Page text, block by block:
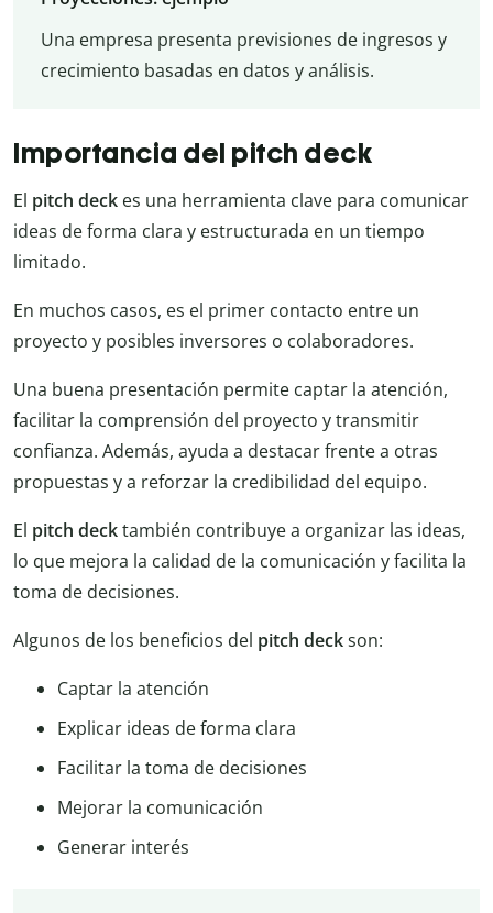
Una empresa presenta previsiones de ingresos y
crecimiento basadas en datos y análisis.
Importancia del pitch deck
El pitch deck es una herramienta clave para comunicar
ideas de forma clara y estructurada en un tiempo
limitado.
En muchos casos, es el primer contacto entre un
proyecto y posibles inversores o colaboradores.
Una buena presentación permite captar la atención,
facilitar la comprensión del proyecto y transmitir
confianza. Además, ayuda a destacar frente a otras
propuestas y a reforzar la credibilidad del equipo.
El pitch decktambién contribuye a organizar las ideas,
lo que mejora la calidad de la comunicación y facilita la
toma de decisiones.
Algunos de los beneficios del pitch deckson:
Captar la atención
Explicar ideas de forma clara
Facilitar la toma de decisiones
Mejorar la comunicación
Generar interés